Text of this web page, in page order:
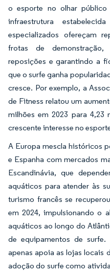
o esporte no olhar
infraestrutura
especializados ofereçam
frotas de
reposições e garantindo a
que o surfe ganha
cresce. Por exemplo, a
de Fitness relatou um
milhões em 2023 para 4,23
crescente interesse no
A Europa mescla históricos
e Espanha com mercados
Escandinávia, que
aquáticos para atender às
turismo francês se
em 2024, impulsionando o
aquáticos ao longo do
de equipamentos de
apenas apoia as lojas locais
adoção do surfe como